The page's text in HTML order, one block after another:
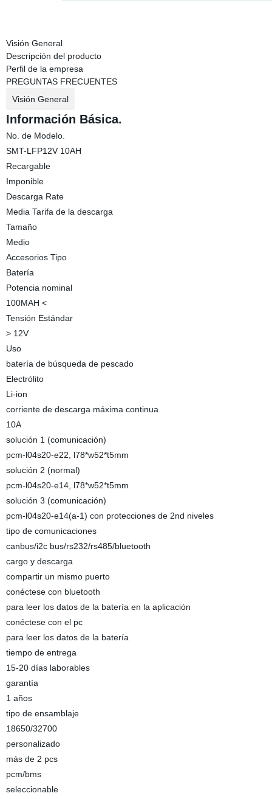
Visión General
Descripción del producto
Perfil de la empresa
PREGUNTAS FRECUENTES
Visión General
Información Básica.
No. de Modelo.
SMT-LFP12V 10AH
Recargable
Imponible
Descarga Rate
Media Tarifa de la descarga
Tamaño
Medio
Accesorios Tipo
Batería
Potencia nominal
100MAH <
Tensión Estándar
> 12V
Uso
batería de búsqueda de pescado
Electrólito
Li-ion
corriente de descarga máxima continua
10A
solución 1 (comunicación)
pcm-l04s20-e22, l78*w52*t5mm
solución 2 (normal)
pcm-l04s20-e14, l78*w52*t5mm
solución 3 (comunicación)
pcm-l04s20-e14(a-1) con protecciones de 2nd niveles
tipo de comunicaciones
canbus/i2c bus/rs232/rs485/bluetooth
cargo y descarga
compartir un mismo puerto
conéctese con bluetooth
para leer los datos de la batería en la aplicación
conéctese con el pc
para leer los datos de la batería
tiempo de entrega
15-20 días laborables
garantía
1 años
tipo de ensamblaje
18650/32700
personalizado
más de 2 pcs
pcm/bms
seleccionable